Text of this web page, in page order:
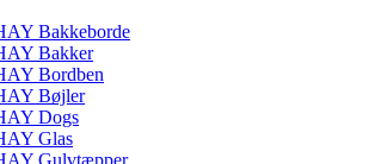
Bakkeborde
Bakker
Bordben
Bøjler
Dogs
Glas
Gulvtæpper